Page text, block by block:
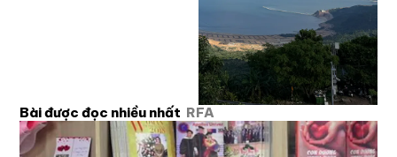
Bài được đọc nhiều nhất RFA